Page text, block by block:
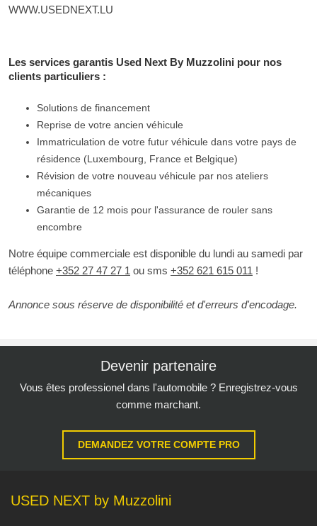
WWW.USEDNEXT.LU
Les services garantis Used Next By Muzzolini pour nos
clients particuliers :
Solutions de financement
Reprise de votre ancien véhicule
Immatriculation de votre futur véhicule dans votre pays de
résidence (Luxembourg, France et Belgique)
Révision de votre nouveau véhicule par nos ateliers
mécaniques
Garantie de 12 mois pour l'assurance de rouler sans
encombre
Notre équipe commerciale est disponible du lundi au samedi par
téléphone +352 27 47 27 1 ou sms +352 621 615 011 !
Annonce sous réserve de disponibilité et d'erreurs d'encodage.
Devenir partenaire
Vous êtes professionel dans l'automobile ? Enregistrez-vous
comme marchant.
DEMANDEZ VOTRE COMPTE PRO
USED NEXT by Muzzolini